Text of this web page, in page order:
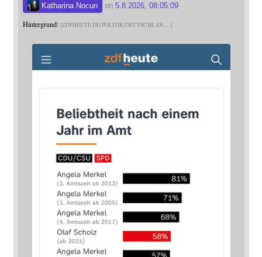
Katharina Nocun on 5.8.2026, 08:05:09
Hintergrund: ZDFHEUTE.DE/POLITIK/DEUTSCHLAN